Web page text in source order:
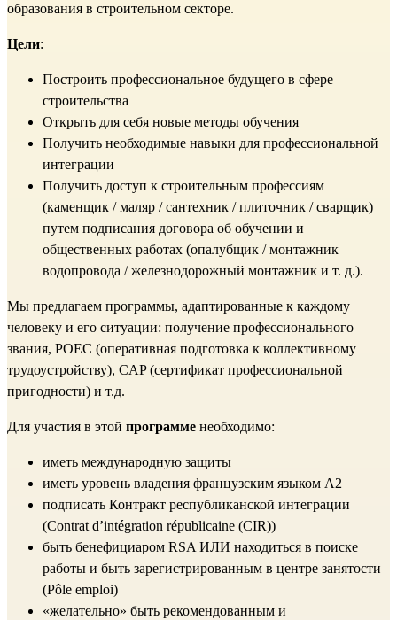
образования в строительном секторе.
Цели:
Построить профессиональное будущего в сфере
строительства
Открыть для себя новые методы обучения
Получить необходимые навыки для профессиональной
интеграции
Получить доступ к строительным профессиям
(каменщик / маляр / сантехник / плиточник / сварщик)
путем подписания договора об обучении и
общественных работах (опалубщик / монтажник
водопровода / железнодорожный монтажник и т. д.).
Мы предлагаем программы, адаптированные к каждому
человеку и его ситуации: получение профессионального
звания, POEC (оперативная подготовка к коллективному
трудоустройству), CAP (сертификат профессиональной
пригодности) и т.д.
Для участия в этой программе необходимо:
иметь международную защиты
иметь уровень владения французским языком A2
подписать Контракт республиканской интеграции
(Contrat d’intégration républicaine (CIR))
быть бенефициаром RSA ИЛИ находиться в поиске
работы и быть зарегистрированным в центре занятости
(Pôle emploi)
«желательно» быть рекомендованным и